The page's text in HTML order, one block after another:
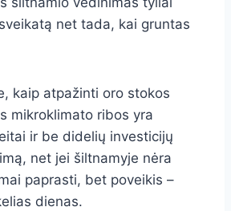
net tada, kai gruntas
kaip atpažinti oro stokos
mikroklimato ribos yra
ir be didelių investicijų
net jei šiltnamyje nėra
paprasti, bet poveikis –
dienas.